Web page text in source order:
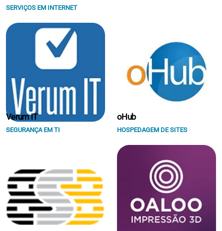
SERVIÇOS EM INTERNET
Verum IT
SEGURANÇA EM TI
oHub
HOSPEDAGEM DE SITES